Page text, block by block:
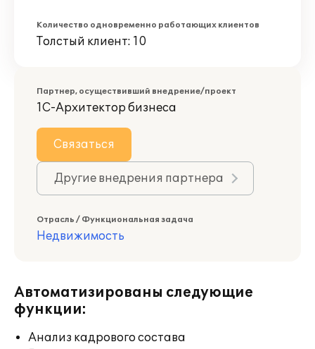
Количество одновременно работающих клиентов
Толстый клиент: 10
Партнер, осуществивший внедрение/проект
1С-Архитектор бизнеса
Связаться
Другие внедрения партнера
Отрасль / Функциональная задача
Недвижимость
Автоматизированы следующие
функции:
Анализ кадрового состава